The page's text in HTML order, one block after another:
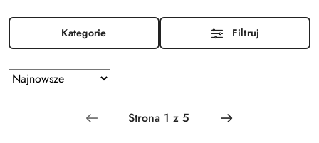
Kategorie Filtruj
Zastosowano
sortowanie:
Sortuj
według